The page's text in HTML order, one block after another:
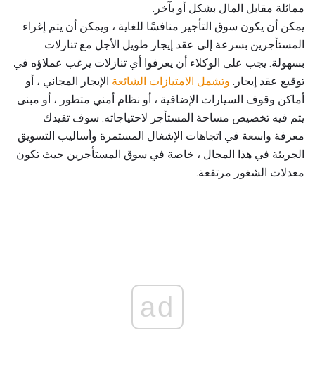
مماثلة مقابل المال بشكل أو بآخر.
يمكن أن يكون سوق التأجير منافسًا للغاية ، ويمكن أن يتم إغراء
المستأجرين بسرعة إلى عقد إيجار طويل الأجل مع تنازلات
بسهولة. يجب على الوكلاء أن يعرفوا أي تنازلات يرغب عملاؤه في
توقيع عقد إيجار. وتشمل الامتيازات الشائعة الإيجار المجاني ، أو
أماكن وقوف السيارات الإضافية ، أو نظام أمني متطور ، أو مبنى
يتم فيه تخصيص مساحة المستأجر لاحتياجاته. سوف تفيدك
معرفة واسعة في اتجاهات الإشغال المستمرة وأساليب التسويق
الجريئة في هذا المجال ، خاصة في سوق المستأجرين حيث تكون
معدلات الشغور مرتفعة.
ad